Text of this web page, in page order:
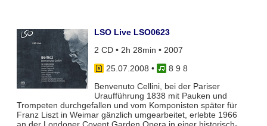
LSO Live LSO0623
2 CD • 2h 28min • 2007
25.07.2008 •
8 9 8
Benvenuto Cellini, bei der Pariser
Uraufführung 1838 mit Pauken und
Trompeten durchgefallen und vom Komponisten später für
Franz Liszt in Weimar gänzlich umgearbeitet, erlebte 1966